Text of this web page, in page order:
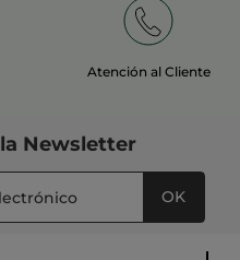
Atención al Cliente
la Newsletter
OK